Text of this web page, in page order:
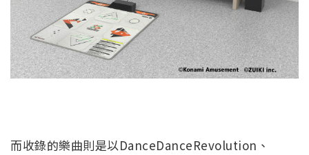
而收錄的樂曲則是以DanceDanceRevolution、